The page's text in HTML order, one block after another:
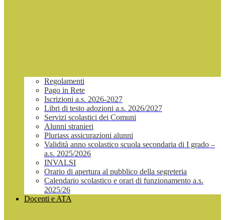
Regolamenti
Pago in Rete
Iscrizioni a.s. 2026-2027
Libri di testo adozioni a.s. 2026/2027
Servizi scolastici dei Comuni
Alunni stranieri
Pluriass assicurazioni alunni
Validità anno scolastico scuola secondaria di I grado –
a.s. 2025/2026
INVALSI
Orario di apertura al pubblico della segreteria
Calendario scolastico e orari di funzionamento a.s.
2025/26
Docenti e ATA